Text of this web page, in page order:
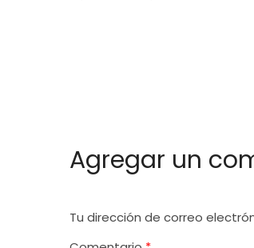
Agregar un
Tu dirección de correo